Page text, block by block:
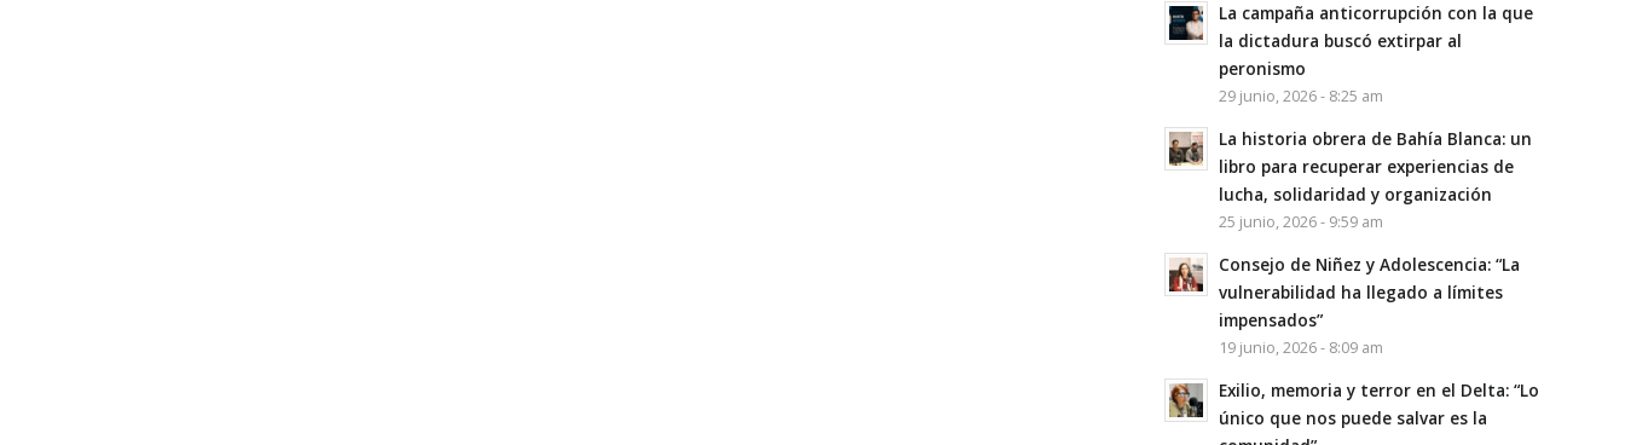
La campaña anticorrupción con la que
la dictadura buscó extirpar al
peronismo
29 junio, 2026 - 8:25 am
La historia obrera de Bahía Blanca: un
libro para recuperar experiencias de
lucha, solidaridad y organización
25 junio, 2026 - 9:59 am
Consejo de Niñez y Adolescencia: “La
vulnerabilidad ha llegado a límites
impensados”
19 junio, 2026 - 8:09 am
Exilio, memoria y terror en el Delta: “Lo
único que nos puede salvar es la